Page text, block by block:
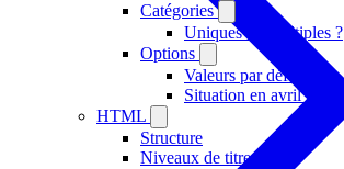
Catégories
Uniques ou multiples ?
Options
Valeurs par défaut
Situation en avril 2024
HTML
Structure
Niveaux de titres